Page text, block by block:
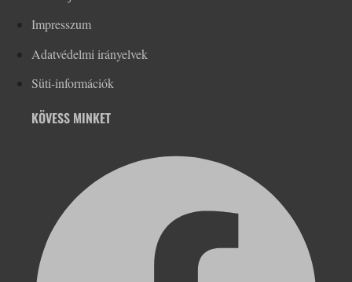
Impresszum
Adatvédelmi irányelvek
Süti-információk
KÖVESS MINKET